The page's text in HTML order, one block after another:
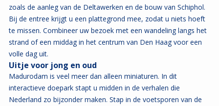
zoals de aanleg van de Deltawerken en de bouw van Schiphol.
Bij de entree krijgt u een plattegrond mee, zodat u niets hoeft
te missen. Combineer uw bezoek met een wandeling langs het
strand of een middag in het centrum van Den Haag voor een
volle dag uit.
Uitje voor jong en oud
Madurodam is veel meer dan alleen miniaturen. In dit
interactieve doepark stapt u midden in de verhalen die
Nederland zo bijzonder maken. Stap in de voetsporen van de